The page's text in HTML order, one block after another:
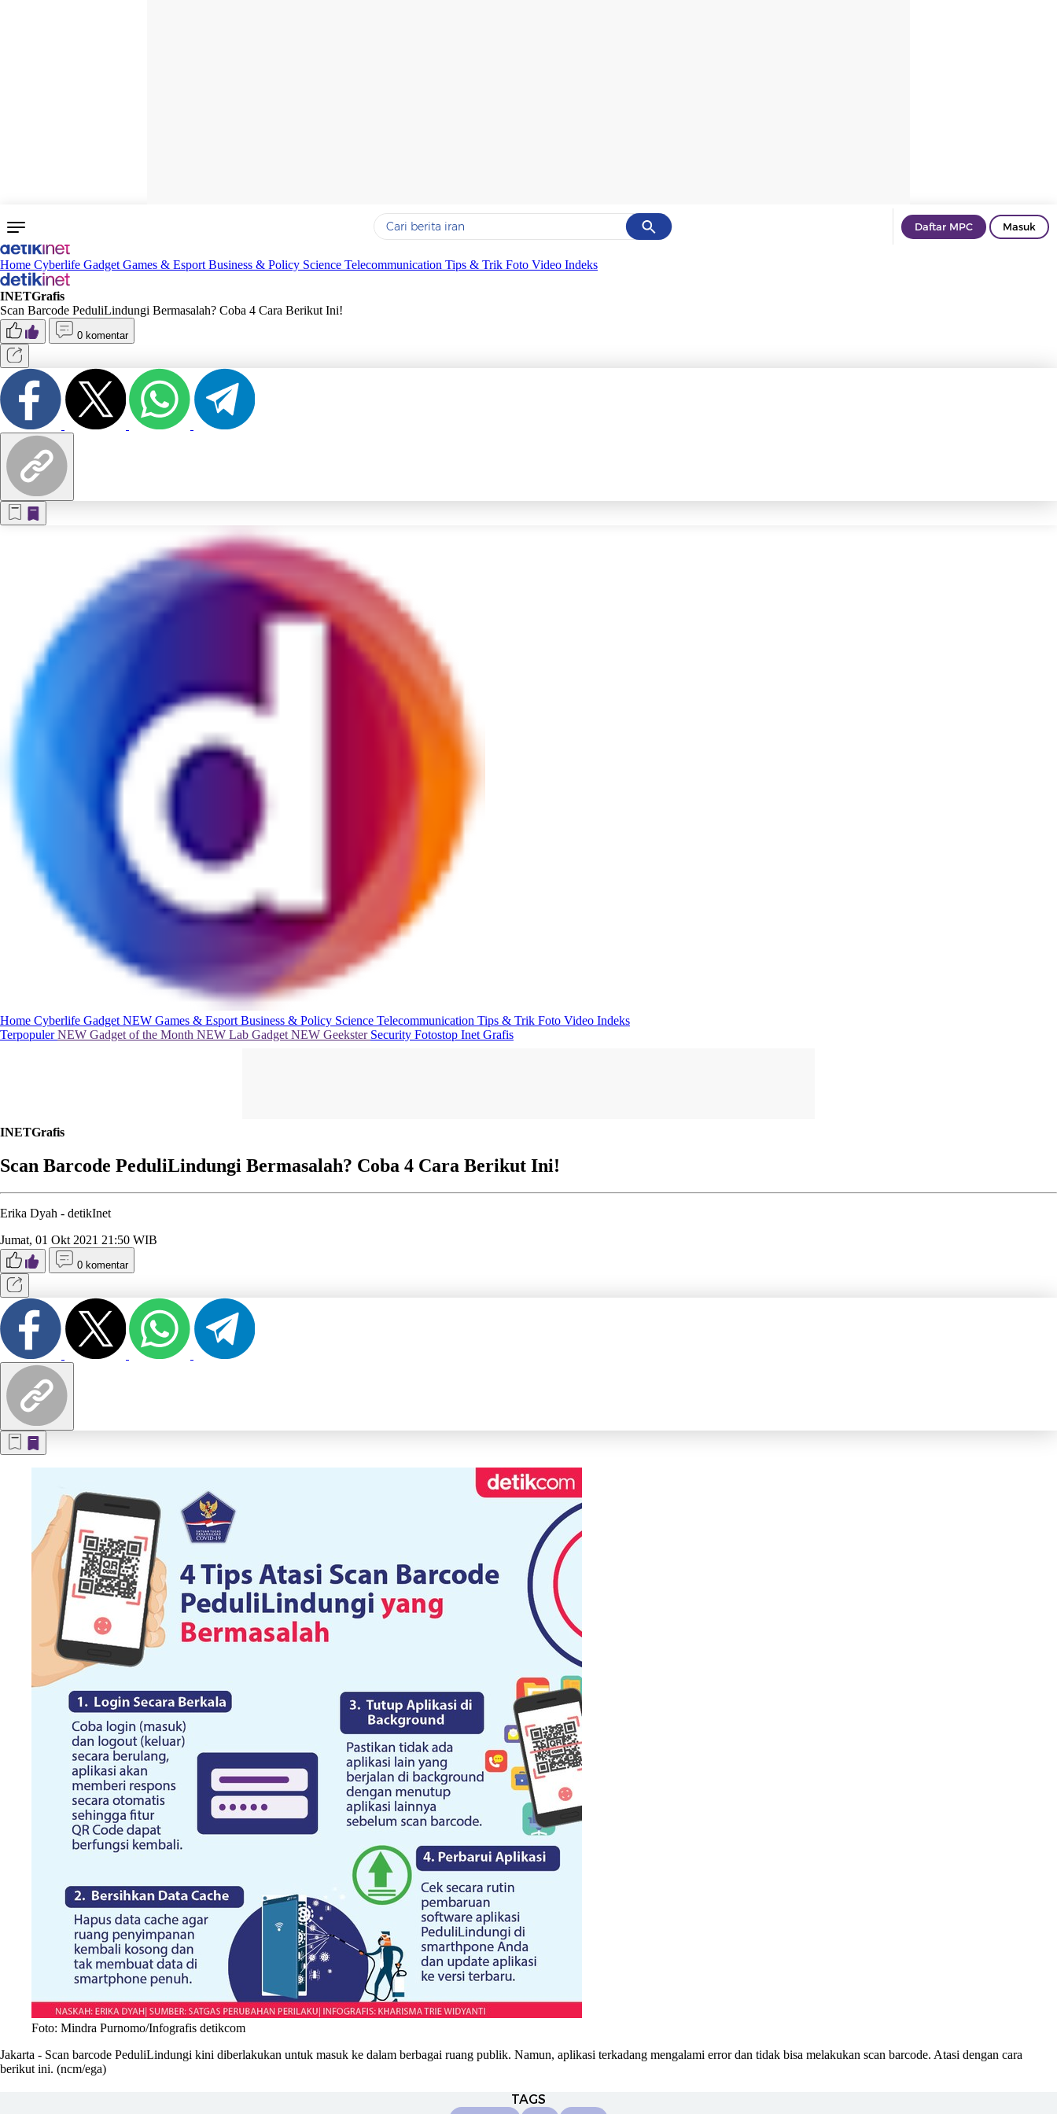
Cancel
Yang sedang ramai dicari
Daftar MPC Masuk
Home Cyberlife Gadget Games & Esport Business & Policy Science Telecommunication Tips & Trik Foto Video Indeks
INETGrafis
Scan Barcode PeduliLindungi Bermasalah? Coba 4 Cara Berikut Ini!
0 komentar
Home Cyberlife Gadget NEW Games & Esport Business & Policy Science Telecommunication Tips & Trik Foto Video Indeks
TerpopulerNEW Gadget of the Month NEW Lab Gadget NEW Geekster Security Fotostop Inet Grafis
INETGrafis
Scan Barcode PeduliLindungi Bermasalah? Coba 4 Cara Berikut Ini!
Erika Dyah - detikInet
Jumat, 01 Okt 2021 21:50 WIB
0 komentar
Foto: Mindra Purnomo/Infografis detikcom
Jakarta - Scan barcode PeduliLindungi kini diberlakukan untuk masuk ke dalam berbagai ruang publik. Namun, aplikasi terkadang mengalami error dan tidak bisa melakukan scan barcode. Atasi dengan cara
berikut ini. (ncm/ega)
TAGS